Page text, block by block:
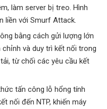
làm server bị treo. Hình
liền với Smurf Attack.
bằng cách gửi lượng lớn
và duy trì kết nối trong
từ chối các yêu cầu kết
tấn công lỗ hổng tính
nối đến NTP, khiến máy